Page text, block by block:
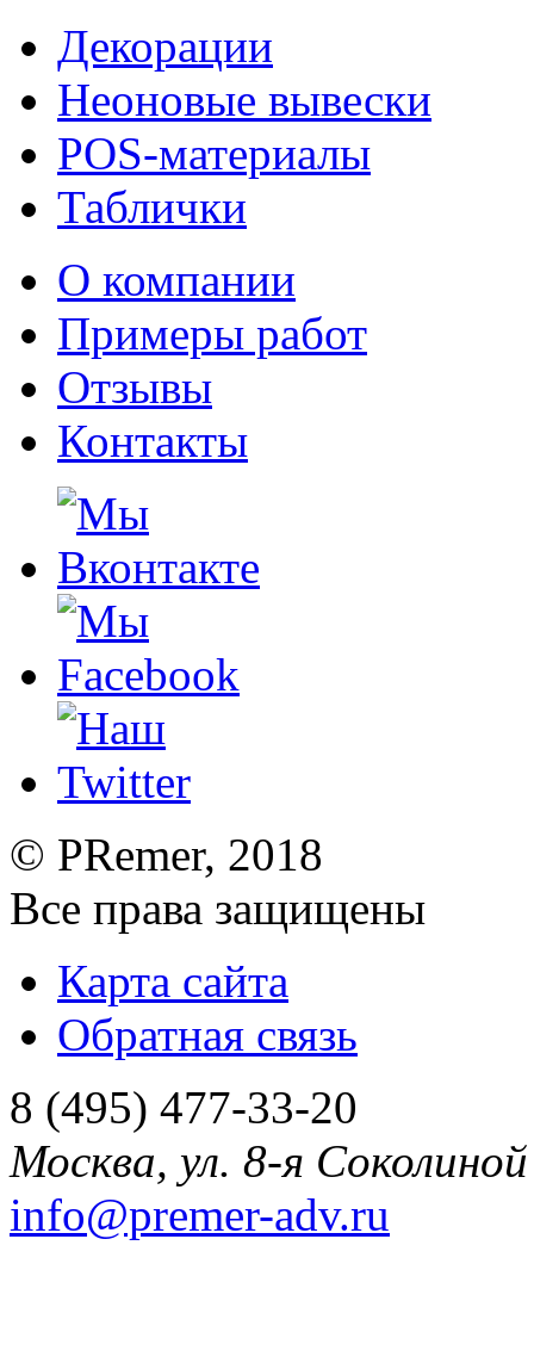
Декорации
Неоновые вывески
POS-материалы
Таблички
О компании
Примеры работ
Отзывы
Контакты
© PRemer, 2018
Все права защищены
Карта сайта
Обратная связь
8 (495) 477-33-20
Москва, ул. 8-я
info@premer-adv.ru